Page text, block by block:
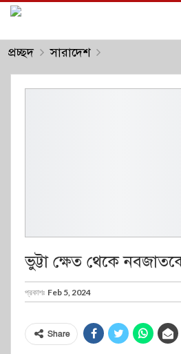
প্রচ্ছদ সারাদেশ
ভুট্টা ক্ষেত থেকে
প্রকাশঃ Feb 5, 2024
Share